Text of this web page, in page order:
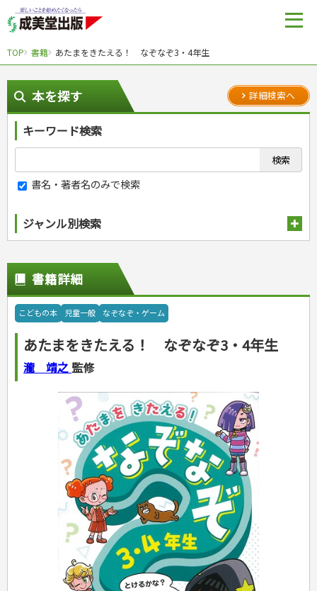
TOP 書籍 あたまをきたえる！ なぞなぞ3・4年生
本を探す 詳細検索へ
キーワード検索
書名・著者名のみで検索
ジャンル別検索
スポーツ
スポーツルール
野球
ゴルフ
ジュニアスポーツ
その他スポーツ
自然・アウトドア・ペット
アウトドア
犬・猫
園芸・野菜づくり
雑学
娯楽・ゲーム・占い
ナンプレ
ゲーム・マジック
家相・風水・占い
カルチャー・芸術・趣味
音楽・楽器
趣味・鑑賞・カメラ
俳句・詩・ことば
辞典
語学・旅行会話
運転免許
原付・二輪
その他免許
生活・暮らし
料理
料理・レシピ
各国料理
お弁当
健康メニュー・ダイエット
調理器具クッキング
お菓子・ケーキ・パン
飲み物・お酒
手芸・クラフト
ソーイング
クラフト
インテリア・ハウジング
収納・掃除・暮らし
美容・ファッション
ダイエット・エクササイズ
メイク・ネイル・ヘア
着物・着つけ
冠婚葬祭・手紙・ペン字
冠婚葬祭・スピーチ・マナー
手紙・ペン字
妊娠・出産・育児
妊娠・出産・育児
離乳食・幼児食・こどもレシピ
健康と保育
家庭医学・健康
ツボ・マッサージ
家庭医学・病気
健康知識
生活習慣病
看護・介護
看護一般
介護一般
保育・教育
パネルシアター
こどもの本
児童一般
おりがみ・あやとり
なぞなぞ・ゲーム
占い・心理ゲーム
のりもの・ずかん
読み物・絵本
音と光のでる絵本
学参・ドリル
夏休みドリル
総復習ドリル
学習・地図
自由研究・読書感想文
えんぴつちょう
就職活動
就職活動
公務員試験
資格試験
検定試験・資格試験
英語検定・TOEIC
漢字検定・数学検定
簿記検定
看護・薬学
ケアマネジャー
介護・社会福祉士
保育士
司法書士・社労士
行政書士・宅建
衛生管理・運行管理
建築・土木
経営・経済・法律
マネー・株・資産
ビジネス・法律
簿記・経理・税金・保険
その他ビジネス
自己啓発
自己啓発
ビジネス読み物
旅行・歴史
国内・海外旅行
国外旅行
国内旅行
散歩・グルメ
地理・歴史
地理・地図
成美文庫
その他文庫
ダイアリー
ダイアリー
プラチナダイアリー プレステージ
書籍詳細
こどもの本 児童一般 なぞなぞ・ゲーム
あたまをきたえる！ なぞなぞ3・4年生
瀧 靖之 監修